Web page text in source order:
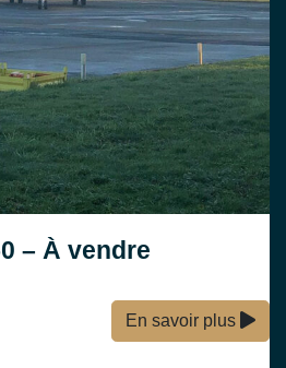
– À vendre
En savoir plus